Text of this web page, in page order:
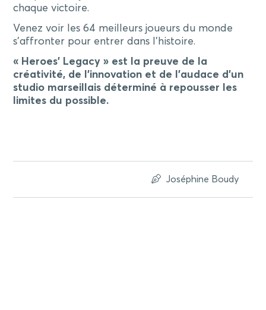
chaque victoire.
Venez voir les 64 meilleurs joueurs du monde
s’affronter pour entrer dans l’histoire.
« Heroes’ Legacy » est la preuve de la
créativité, de l’innovation et de l’audace d’un
studio marseillais déterminé à repousser les
limites du possible.
Joséphine Boudy